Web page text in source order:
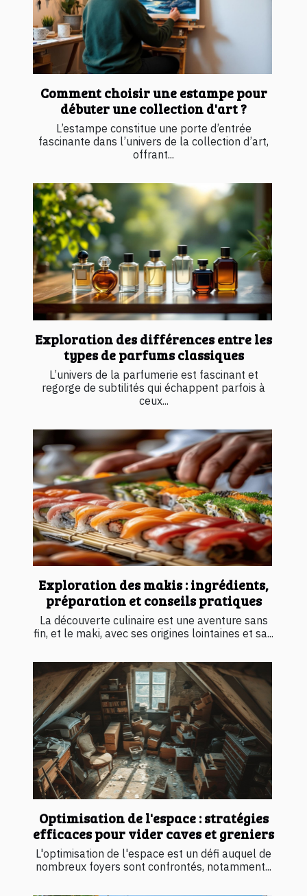
Comment choisir une estampe pour
débuter une collection d'art ?
L’estampe constitue une porte d’entrée
fascinante dans l’univers de la collection d’art,
offrant...
Exploration des différences entre les
types de parfums classiques
L’univers de la parfumerie est fascinant et
regorge de subtilités qui échappent parfois à
ceux...
Exploration des makis : ingrédients,
préparation et conseils pratiques
La découverte culinaire est une aventure sans
fin, et le maki, avec ses origines lointaines et sa...
Optimisation de l'espace : stratégies
efficaces pour vider caves et greniers
L'optimisation de l'espace est un défi auquel de
nombreux foyers sont confrontés, notamment...